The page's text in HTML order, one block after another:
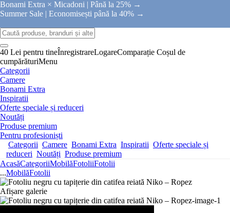
Bonami Extra × Micadoni | Până la 25% →
Summer Sale | Economisești până la 40% →
40 Lei pentru tineÎnregistrareLogareComparație Coșul de
cumpărăturiMenu
Categorii
Camere
Bonami Extra
Inspiratii
Oferte speciale și reduceri
Noutăți
Produse premium
Pentru profesioniști
Categorii Camere Bonami Extra Inspiratii Oferte speciale și
reduceri Noutăți Produse premium
AcasăCategoriiMobilăFotoliiFotolii
...MobilăFotolii
Afișare galerie